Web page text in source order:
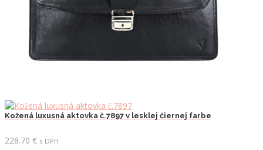
Kožená luxusná aktovka č.7897 v lesklej čiernej farbe
228.70 € s DPH